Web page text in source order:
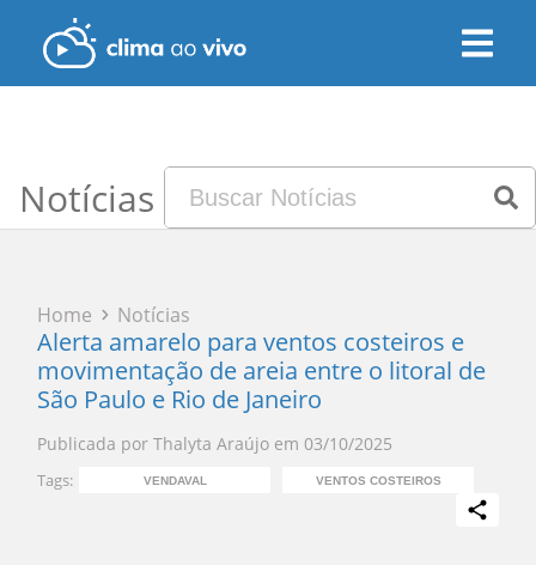
Notícias
Home Notícias
Alerta amarelo para ventos costeiros e
movimentação de areia entre o litoral de
São Paulo e Rio de Janeiro
Publicada por Thalyta Araújo em 03/10/2025
Tags: VENDAVAL VENTOS COSTEIROS